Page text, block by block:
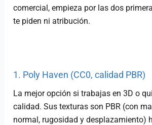
comercial, empieza por las dos
te piden ni atribución.
1. Poly Haven (CC0, calidad PBR)
La mejor opción si trabajas en 3D o
calidad. Sus texturas son PBR (con
normal, rugosidad y desplazamiento)